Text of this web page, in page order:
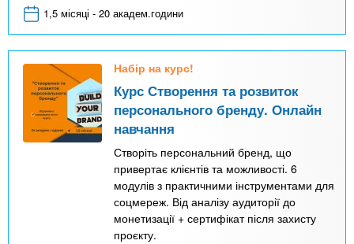
1,5 місяці - 20 академ.години
Набір на курс!
Курс Створення та розвиток
персонального бренду. Онлайн
навчання
Створіть персональний бренд, що
привертає клієнтів та можливості. 6
модулів з практичними інструментами для
соцмереж. Від аналізу аудиторії до
монетизації + сертифікат після захисту
проєкту.